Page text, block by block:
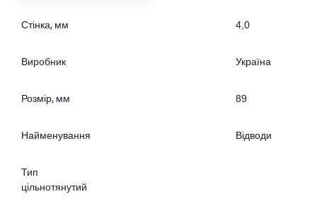
Стінка, мм 4,0
Виробник Україна
Розмір, мм 89
Найменування Відводи
Тип
цільнотянутий